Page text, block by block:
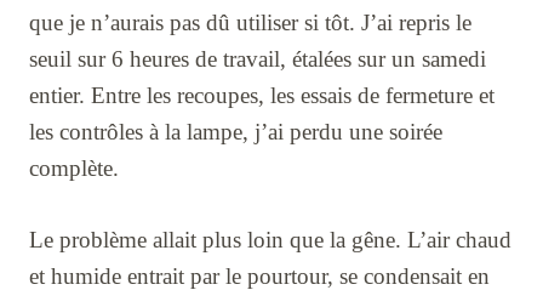
que je n’aurais pas dû utiliser si tôt. J’ai repris le
seuil sur 6 heures de travail, étalées sur un samedi
entier. Entre les recoupes, les essais de fermeture et
les contrôles à la lampe, j’ai perdu une soirée
complète.
Le problème allait plus loin que la gêne. L’air chaud
et humide entrait par le pourtour, se condensait en